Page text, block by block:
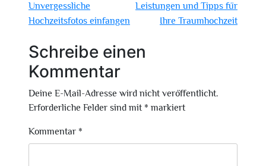
Unvergessliche
Hochzeitsfotos einfangen
Leistungen und Tipps für
Ihre Traumhochzeit
Schreibe einen
Kommentar
Deine E-Mail-Adresse wird nicht veröffentlicht.
Erforderliche Felder sind mit * markiert
Kommentar *